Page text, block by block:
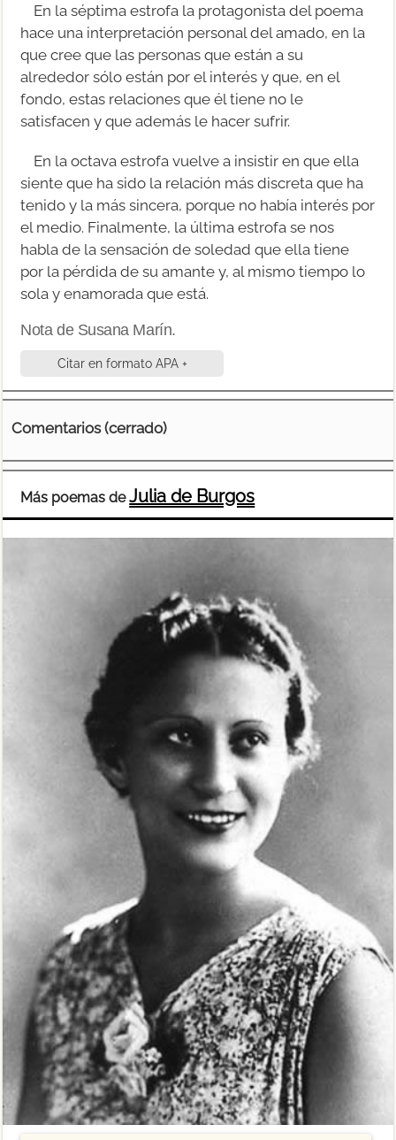
En la séptima estrofa la protagonista del poema
hace una interpretación personal del amado, en la
que cree que las personas que están a su
alrededor sólo están por el interés y que, en el
fondo, estas relaciones que él tiene no le
satisfacen y que además le hacer sufrir.
En la octava estrofa vuelve a insistir en que ella
siente que ha sido la relación más discreta que ha
tenido y la más sincera, porque no había interés por
el medio. Finalmente, la última estrofa se nos
habla de la sensación de soledad que ella tiene
por la pérdida de su amante y, al mismo tiempo lo
sola y enamorada que está.
Nota de Susana Marín.
Citar en formato APA +
Comentarios (cerrado)
Más poemas deJulia de Burgos